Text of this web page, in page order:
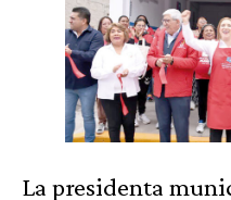
La presidenta